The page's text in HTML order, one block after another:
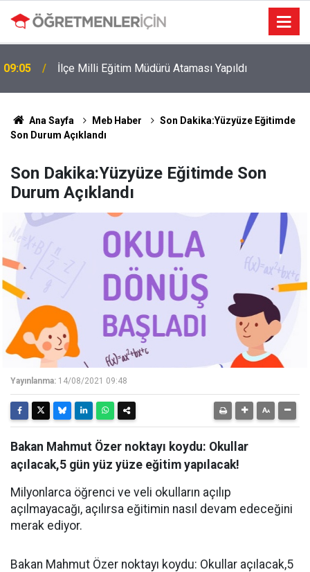
09:05 İlçe Milli Eğitim Müdürü Ataması Yapıldı
Ana Sayfa Meb Haber
Son Dakika:Yüzyüze Eğitimde
Son Durum Açıklandı
Son Dakika:Yüzyüze Eğitimde Son
Durum Açıklandı
Yayınlanma: 14/08/2021 09:48
Bakan Mahmut Özer noktayı koydu: Okullar
açılacak,5 gün yüz yüze eğitim yapılacak!
Milyonlarca öğrenci ve veli okulların açılıp
açılmayacağı, açılırsa eğitimin nasıl devam edeceğini
merak ediyor.
Bakan Mahmut Özer noktayı koydu: Okullar açılacak,5